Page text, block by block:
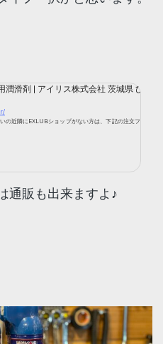
潤滑剤 | アイリス株式会社 茨城県 ひた
の近隣にEXLUBショップがない方は、下記の注文フ
通販も出来ますよ♪